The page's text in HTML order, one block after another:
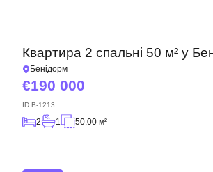
Квартира 2 спальні 50 м² у
Бенідорм
190 000
ID B-1213
2 1 50.00 м²